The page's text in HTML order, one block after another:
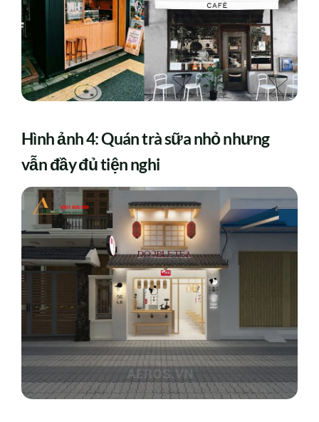
Hình ảnh 4: Quán trà sữa nhỏ nhưng
vẫn đầy đủ tiện nghi